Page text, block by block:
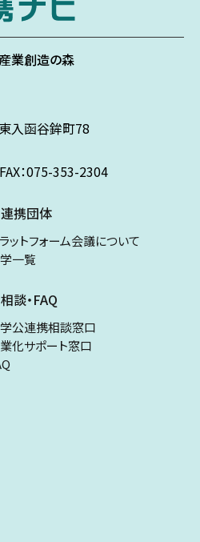
業創造の森
入函谷鉾町78
：075-353-2304
連携団体
ットフォーム会議について
一覧
相談・FAQ
公連携相談窓口
化サポート窓口